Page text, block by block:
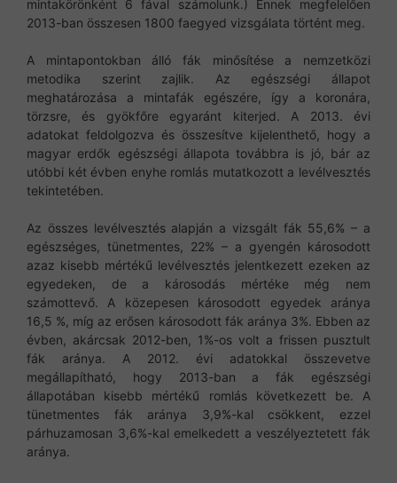
mintakörönként 6 fával számolunk.) Ennek megfelelően
2013-ban összesen 1800 faegyed vizsgálata történt meg.
A mintapontokban álló fák minősítése a nemzetközi
metodika szerint zajlik. Az egészségi állapot
meghatározása a mintafák egészére, így a koronára,
törzsre, és gyökfőre egyaránt kiterjed. A 2013. évi
adatokat feldolgozva és összesítve kijelenthető, hogy a
magyar erdők egészségi állapota továbbra is jó, bár az
utóbbi két évben enyhe romlás mutatkozott a levélvesztés
tekintetében.
Az összes levélvesztés alapján a vizsgált fák 55,6% – a
egészséges, tünetmentes, 22% – a gyengén károsodott
azaz kisebb mértékű levélvesztés jelentkezett ezeken az
egyedeken, de a károsodás mértéke még nem
számottevő. A közepesen károsodott egyedek aránya
16,5 %, míg az erősen károsodott fák aránya 3%. Ebben az
évben, akárcsak 2012-ben, 1%-os volt a frissen pusztult
fák aránya. A 2012. évi adatokkal összevetve
megállapítható, hogy 2013-ban a fák egészségi
állapotában kisebb mértékű romlás következett be. A
tünetmentes fák aránya 3,9%-kal csökkent, ezzel
párhuzamosan 3,6%-kal emelkedett a veszélyeztetett fák
aránya.